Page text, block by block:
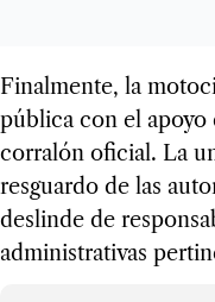
Finalmente, la
pública con el apoyo
corralón oficial. La
resguardo de las
deslinde de
administrativas